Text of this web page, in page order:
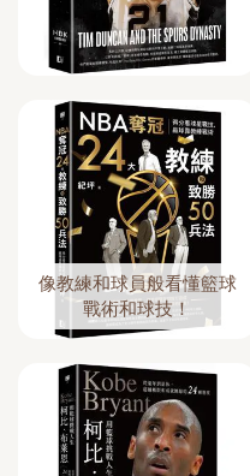
像教練和球員般看懂籃球
戰術和球技！